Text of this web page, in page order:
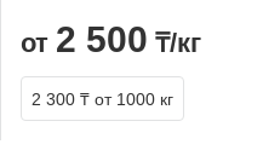
от 2 500 ₸/кг
2 300 ₸ от 1000 кг